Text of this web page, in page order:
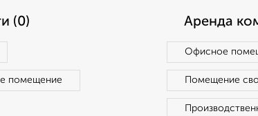
(0)
помещение
Аренда
Офисное
Помещение